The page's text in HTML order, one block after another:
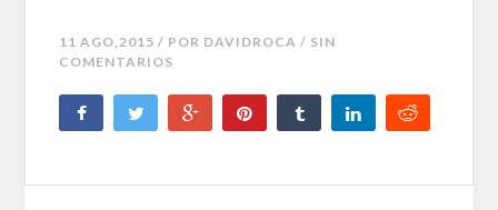
11 AGO,2015 / POR DAVIDROCA / SIN
COMENTARIOS